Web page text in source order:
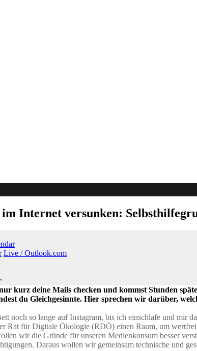
Internet versunken:
Live / Outlook.com
kurz deine Mails checken und kommst Stunden
du Gleichgesinnte. Hier sprechen wir darüber,
noch so lange auf Instagram, bis ich einschlafe und mir
Rat für Digitale Ökologie (RDÖ) einen Raum, um
wir die Gründe für unseren Medienkonsum besser
Daraus wollen wir gemeinsam technische und